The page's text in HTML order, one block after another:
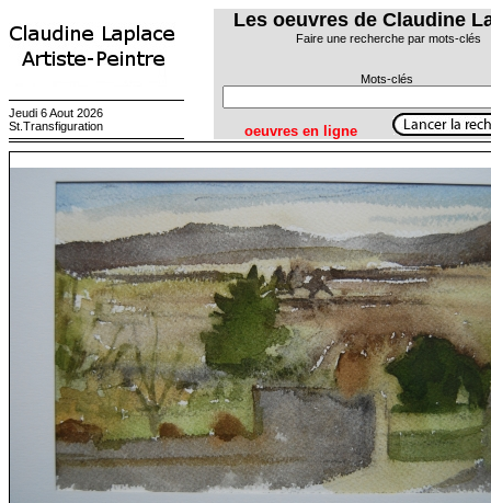
Les oeuvres de Claudine
Faire une recherche par mots-clés
Mots-clés
oeuvres en ligne
Jeudi 6 Aout 2026
St.Transfiguration